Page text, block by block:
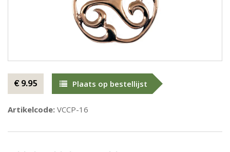
€ 9.95 Plaats op bestellijst
Artikelcode: VCCP-16